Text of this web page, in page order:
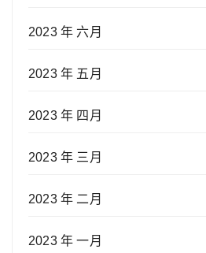
2023 年 六月
2023 年 五月
2023 年 四月
2023 年 三月
2023 年 二月
2023 年 一月